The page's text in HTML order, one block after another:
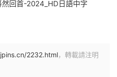
回首-2024_HD日語中字
2232.html，轉載請注明